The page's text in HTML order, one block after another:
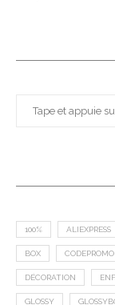
100% ALIEXPRESS
BOX CODEPROMO
DÉCORATION
GLOSSY